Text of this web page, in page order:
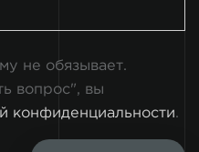
не обязывает.
вопрос", вы
конфиденциальности.